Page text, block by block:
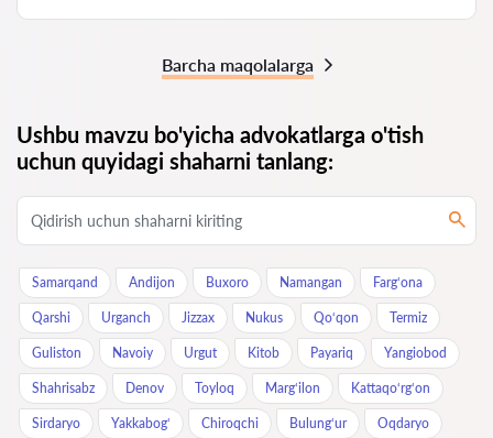
Barcha maqolalarga
Ushbu mavzu bo'yicha advokatlarga o'tish
uchun quyidagi shaharni tanlang:
Samarqand Andijon Buxoro Namangan Farg‘ona
Qarshi Urganch Jizzax Nukus Qo‘qon Termiz
Guliston Navoiy Urgut Kitob Payariq Yangiobod
Shahrisabz Denov Toyloq Marg‘ilon Kattaqo‘rg‘on
Sirdaryo Yakkabog‘ Chiroqchi Bulung‘ur Oqdaryo